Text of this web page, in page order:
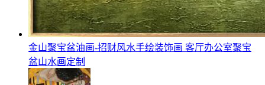
金山聚宝盆油画-招财风水手绘装饰画 客厅办公室聚宝
盆山水画定制